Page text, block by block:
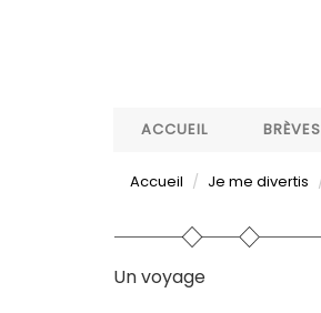
ACCUEIL
BRÈVES
Accueil Je me divertis
Un voyage